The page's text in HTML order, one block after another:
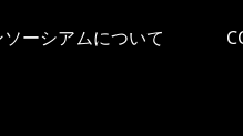
ーシアムについて